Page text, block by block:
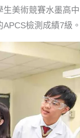
美術競賽水墨高中
檢測成績7級。